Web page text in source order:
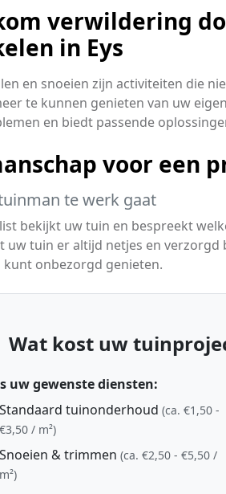
verwildering
in Eys
en snoeien zijn activiteiten die
te kunnen genieten van uw
en biedt passende
voor een
te werk gaat
bekijkt uw tuin en bespreekt
uw tuin er altijd netjes en
kunt onbezorgd genieten.
Wat kost uw
uw gewenste diensten:
Standaard tuinonderhoud (ca. €1,50 -
€3,50 / m²)
Snoeien & trimmen (ca. €2,50 - €5,50 /
m²)